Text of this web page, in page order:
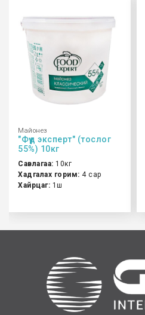
Майонез
"Фүүд эксперт" (тослог
55%) 10кг
Савлагаа: 10кг
Хадгалах горим: 4 сар
Хайрцаг: 1ш